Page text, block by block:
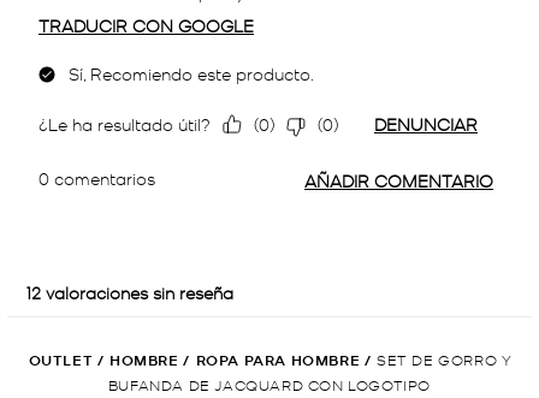
OUTLET / HOMBRE / ROPA PARA HOMBRE / SET DE GORRO Y
BUFANDA DE JACQUARD CON LOGOTIPO